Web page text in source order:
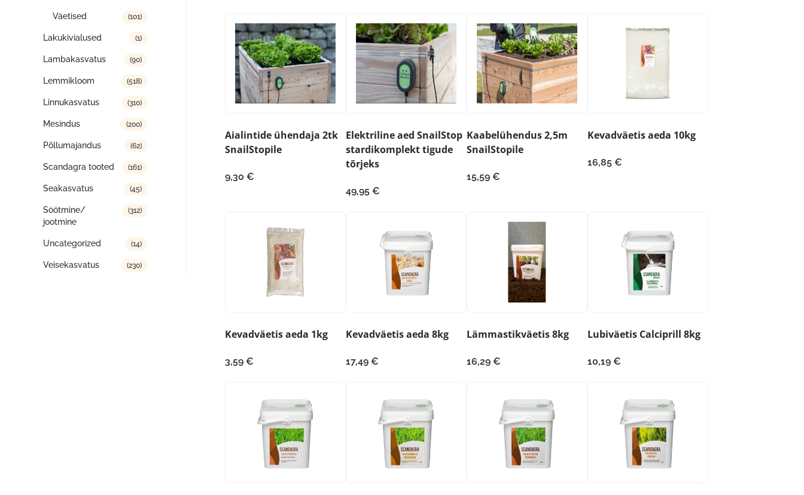
Väetised (101)
Lakukivialused (1)
Lambakasvatus (90)
Lemmikloom (518)
Linnukasvatus (310)
Mesindus (200)
Põllumajandus (62)
Scandagra tooted (161)
Seakasvatus (45)
Söötmine/
jootmine
(312)
Uncategorized (14)
Veisekasvatus (230)
Aialintide ühendaja 2tk
SnailStopile
9,30 €
Elektriline aed SnailStop
stardikomplekt tigude
tõrjeks
49,95 €
Kaabelühendus 2,5m
SnailStopile
15,59 €
Kevadväetis aeda 10kg
16,85 €
Kevadväetis aeda 1kg
3,59 €
Kevadväetis aeda 8kg
17,49 €
Lämmastikväetis 8kg
16,29 €
Lubiväetis Calciprill 8kg
10,19 €